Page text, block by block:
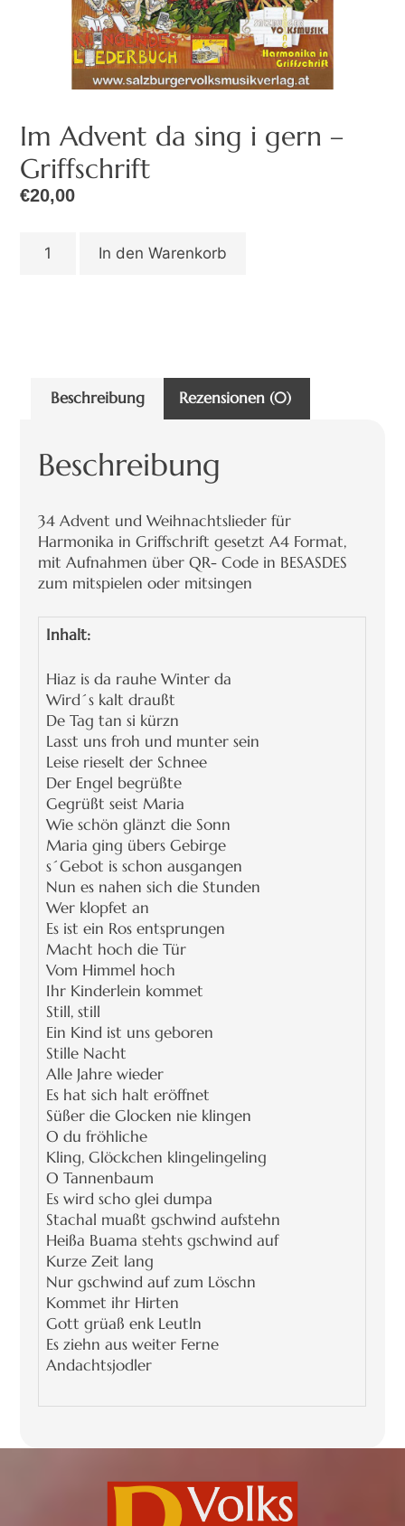
Im Advent da sing i gern –
Griffschrift
€20,00
In den Warenkorb
Beschreibung Rezensionen (0)
Beschreibung
34 Advent und Weihnachtslieder für
Harmonika in Griffschrift gesetzt A4 Format,
mit Aufnahmen über QR- Code in BESASDES
zum mitspielen oder mitsingen
Inhalt:
Hiaz is da rauhe Winter da
Wird´s kalt draußt
De Tag tan si kürzn
Lasst uns froh und munter sein
Leise rieselt der Schnee
Der Engel begrüßte
Gegrüßt seist Maria
Wie schön glänzt die Sonn
Maria ging übers Gebirge
s´Gebot is schon ausgangen
Nun es nahen sich die Stunden
Wer klopfet an
Es ist ein Ros entsprungen
Macht hoch die Tür
Vom Himmel hoch
Ihr Kinderlein kommet
Still, still
Ein Kind ist uns geboren
Stille Nacht
Alle Jahre wieder
Es hat sich halt eröffnet
Süßer die Glocken nie klingen
O du fröhliche
Kling, Glöckchen klingelingeling
O Tannenbaum
Es wird scho glei dumpa
Stachal muaßt gschwind aufstehn
Heißa Buama stehts gschwind auf
Kurze Zeit lang
Nur gschwind auf zum Löschn
Kommet ihr Hirten
Gott grüaß enk Leutln
Es ziehn aus weiter Ferne
Andachtsjodler